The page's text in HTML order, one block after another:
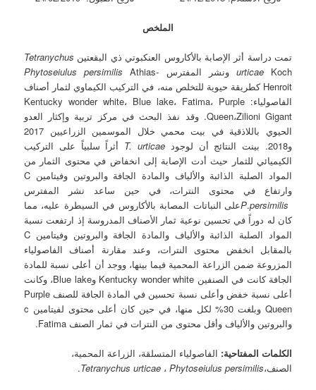
الملخص
تمت دراسة أثر الإصابة بالأكاروس العنكبوتي ذي البقعتين Tetranychus
urticaeKoch ونشر المفترس Phytoseiulus persimilisAthias-
Henroit كطريقة حيوية للتخلص منه، في التركيب الكيماوي لثمار أصناف
الفاصولياء: Kentucky wonder white، Blue lake، Fatima، Purple
Queen،Zilioni Gigant. وقد نفذ البحث في مركز تربية وإكثار العدو
الحيوي باللاذقية في بيت محمي خلال الموسمين الزراعيين 2017
و2018. بينت النتائج أن لوجود
T. urticae أثراً سلبياً على التركيب
الكيميائي للثمار حيث أدت الإصابة إلى انخفاض في محتوى الثمار من
المواد الصلبة الذائبة والألياف والمادة الجافة والبروتين وفيتامين C
وارتفاع في محتوى النترات، في حين ساعد نشر المفترس
.persimilis
على النباتات المصابة بالأكاروس في السيطرة عليه، مما
كان له دوراً في تحسين نوعية ثمار الأصناف المدروسة إذ ارتفعت نسبة
المواد الصلبة الذائبة والألياف والمادة الجافة والبروتين وفيتامين C
بالمقابل انخفض محتوى النترات، وعند مقارنة أصناف الفاصولياء
المزروعة ضمن الزراعة المحمية فيما بينها، ووجد أن أعلى نسبة للمادة
الجافة كانت في الصنفين Kentucky wonder white وBlue lake، وكانت
أعلى نسبة خفض وأعلى نسبة تحسين في المادة الجافة للصنف Purple
Queen وبلغت 30% لكل منها، في حين كان أعلى محتوى لفيتامين c
والبروتين والألياف وأقل محتوى من النترات في ثمار الصنف Fatima.
الكلمات المفتاحية: الفاصولياء المتسلقة، الزراعة المحمية،
الصنف،
Tetranychus urticae ، Phytoseiulus persimilis
.